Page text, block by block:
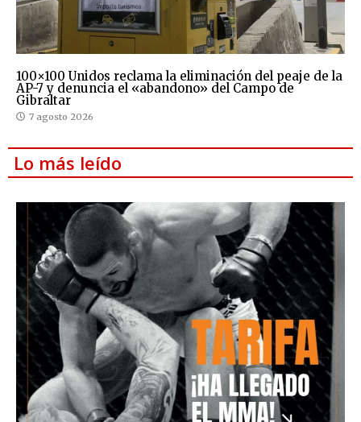
100×100 Unidos reclama la eliminación del peaje de la
AP-7 y denuncia el «abandono» del Campo de
Gibraltar
7 agosto 2026
Lo más leído